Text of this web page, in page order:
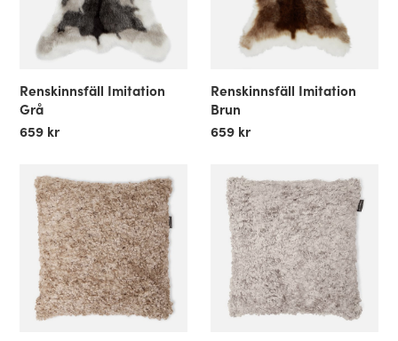
Renskinnsfäll Imitation
Grå
659 kr
Renskinnsfäll Imitation
Brun
659 kr